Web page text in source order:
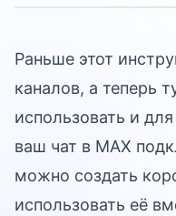
Раньше этот
каналов, а теперь
использовать и
ваш чат в MAX
можно создать
использовать её